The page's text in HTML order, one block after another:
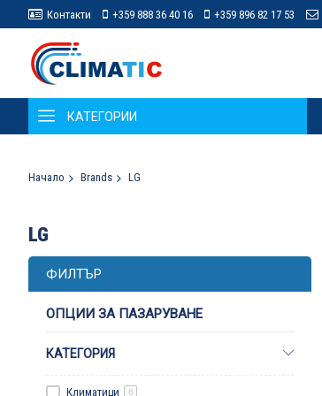
Контакти +359 888 36 40 16 +359 896 82 17 53
КАТЕГОРИИ
Начало Brands LG
LG
ФИЛТЪР
ОПЦИИ ЗА ПАЗАРУВАНЕ
КАТЕГОРИЯ
Климатици 6